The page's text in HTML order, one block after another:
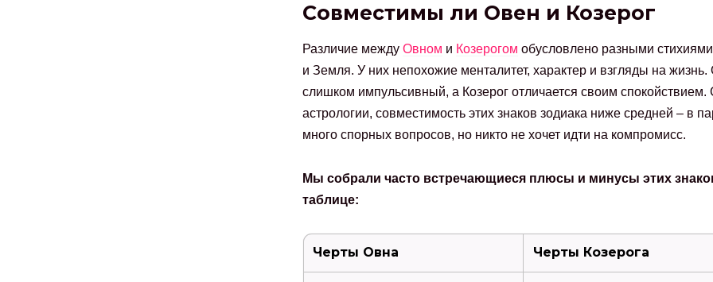
Совместимы ли Овен и Козерог
Различие между Овном и Козерогом обусловлено разными
и Земля. У них непохожие менталитет, характер и взгляды на жизнь.
слишком импульсивный, а Козерог отличается своим спокойствием.
астрологии, совместимость этих знаков зодиака ниже средней – в
много спорных вопросов, но никто не хочет идти на компромисс.
Мы собрали часто встречающиеся плюсы и минусы этих
таблице:
Черты Овна Черты Козерога